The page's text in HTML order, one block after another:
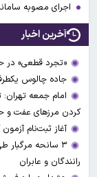
اجرای مصوبه
آخرین اخبار
«تجرد قطعی»
جاده چالوس
امام جمعه تهران:
کردن مرزهای عفت و
آغاز ثبت‌نام‌
۳ سانحه مرگبار
رانندگان و عابران